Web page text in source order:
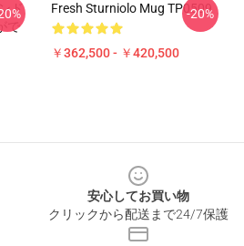
ド
で
Fresh Sturniolo Mug TP0509
￥362,500 - ￥420,500
-20%
安心してお買い物
クリックから配送まで24/7保護